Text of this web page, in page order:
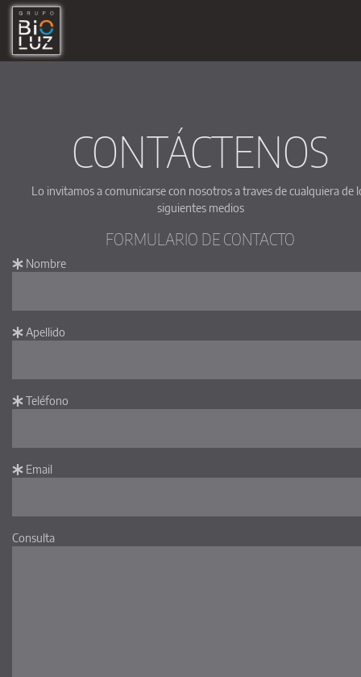
CONTÁCTENOS
Lo invitamos a comunicarse con nosotros a traves de cualquiera de
siguientes medios
FORMULARIO DE CONTACTO
Nombre
Apellido
Teléfono
Email
Consulta